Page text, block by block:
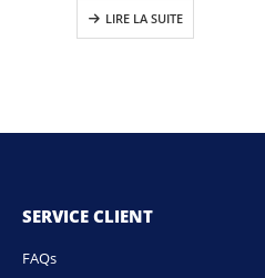
LIRE LA SUITE
SERVICE CLIENT
FAQs